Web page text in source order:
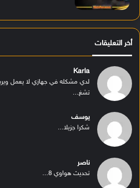
أخر التعليقات
Karla
لدي مشكله في جهازي لا يعمل
تشغ...
يوسف
شكرا جزيلا...
ناصر
تحديث هواوي 8...